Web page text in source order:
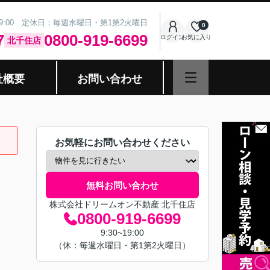
定休日：毎週水曜日・第1第2火曜日
北千住店 0800-919-6699 ログインお気に入り
0
概要 お問い合わせ
お気軽にお問い合わせください
無料お問い合わせ
株式会社ドリームオン不動産 北千住店
0800-919-6699
9:30~19:00
（休：毎週水曜日・第1第2火曜日）